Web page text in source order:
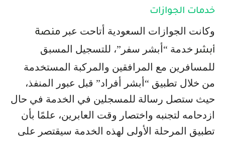
خدمات الجوازات
وكانت الجوازات السعودية أتاحت عبر منصة
أبشر خدمة “أبشر سفر”، للتسجيل المسبق
للمسافرين مع المرافقين والمركبة المستخدمة
من خلال تطبيق “أبشر أفراد” قبل عبور المنفذ،
حيث ستصل رسالة للمسجلين في الخدمة في حال
ازدحامه لتجنبه واختصار وقت العابرين، علمًا بأن
تطبيق المرحلة الأولى لهذه الخدمة سيقتصر على